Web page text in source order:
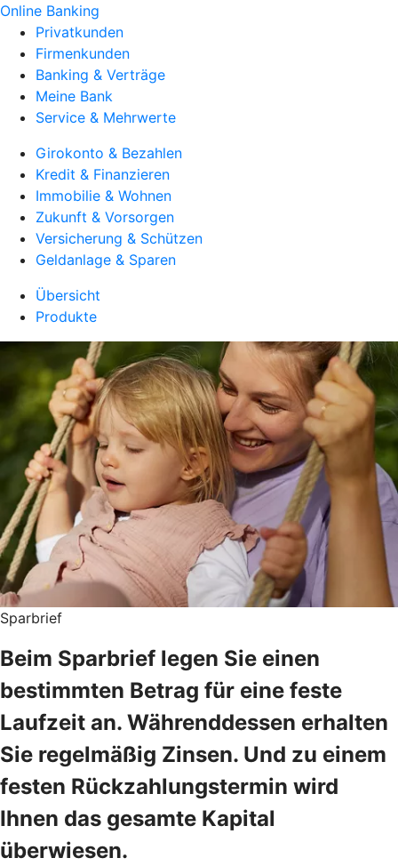
Online Banking
Privatkunden
Firmenkunden
Banking & Verträge
Meine Bank
Service & Mehrwerte
Girokonto & Bezahlen
Kredit & Finanzieren
Immobilie & Wohnen
Zukunft & Vorsorgen
Versicherung & Schützen
Geldanlage & Sparen
Übersicht
Produkte
Sparbrief
Beim Sparbrief legen Sie einen
bestimmten Betrag für eine feste
Laufzeit an. Währenddessen erhalten
Sie regelmäßig Zinsen. Und zu einem
festen Rückzahlungstermin wird
Ihnen das gesamte Kapital
überwiesen.